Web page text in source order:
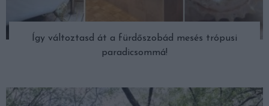
Így változtasd át a fürdőszobád mesés trópusi
paradicsommá!